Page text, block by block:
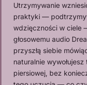
Utrzymywanie
praktyki —
wdzięczności w ciele
głosowemu audio
przyszłą siebie
naturalnie
piersiowej, bez